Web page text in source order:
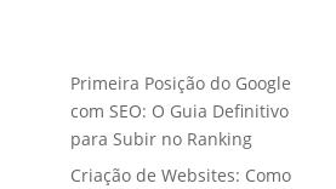
Primeira Posição do Google
com SEO: O Guia Definitivo
para Subir no Ranking
Criação de Websites: Como